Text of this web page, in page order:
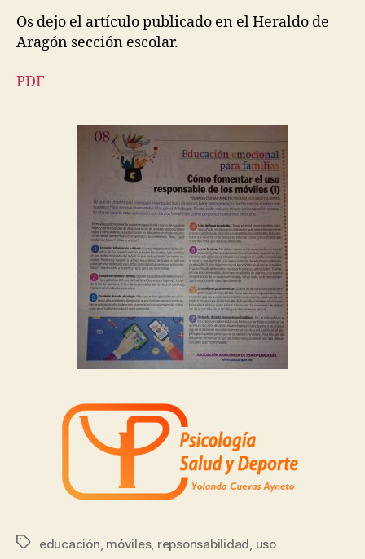
Os dejo el artículo publicado en el Heraldo de
Aragón sección escolar.
PDF
educación, móviles, repsonsabilidad, uso